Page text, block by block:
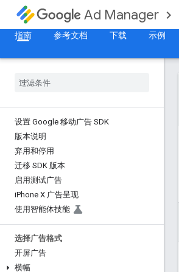
Ad Manager
指南 参考文档 下载 示例
设置 Google 移动广告 SDK
版本说明
弃用和停用
迁移 SDK 版本
启用测试广告
iPhone X 广告呈现
使用智能体技能
选择广告格式
开屏广告
横幅